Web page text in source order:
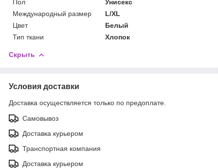
Пол
Унисекс
Международный размер
L/XL
Цвет
Белый
Тип ткани
Хлопок
Скрыть
Условия доставки
Доставка осуществляется только по предоплате.
Самовывоз
Доставка курьером
Транспортная компания
Доставка курьером